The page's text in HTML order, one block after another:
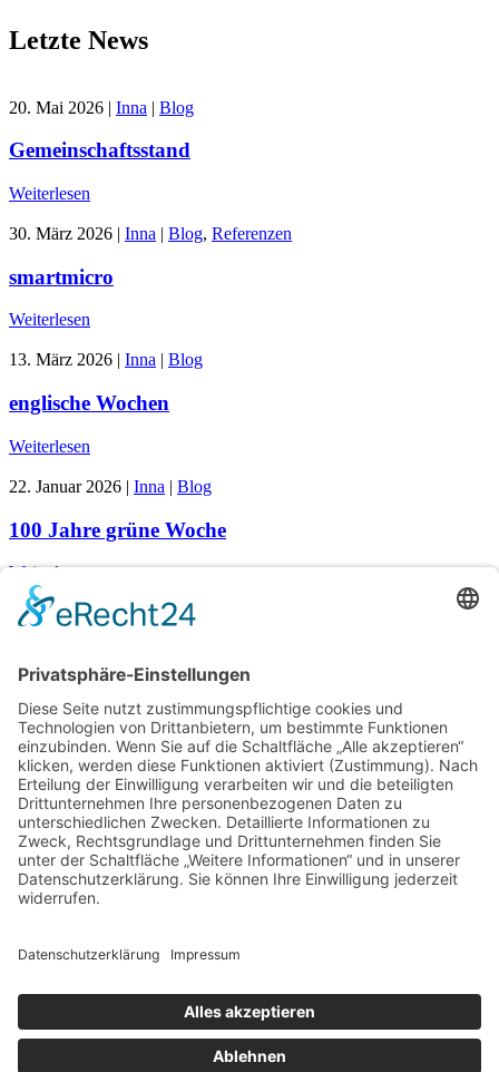
Letzte News
20. Mai 2026 | Inna | Blog
Gemeinschaftsstand
Weiterlesen
30. März 2026 | Inna | Blog, Referenzen
smartmicro
Weiterlesen
13. März 2026 | Inna | Blog
englische Wochen
Weiterlesen
22. Januar 2026 | Inna | Blog
100 Jahre grüne Woche
Weiterlesen
26. November 2025|Inna
Weiterlesen
26. November 2025|Inna|Blog,Referenzen
Metronix auf der SPS in Nürnberg
Weiterlesen
25. November 2025|Inna|Blog,Referenzen
Heuking Exporeal München
Weiterlesen
Am Hafen 2 | D-38112 Braunschweig
Tel.: +49 (0)531 / 7 01 20-0
Mail: info@messe-manufaktur.com